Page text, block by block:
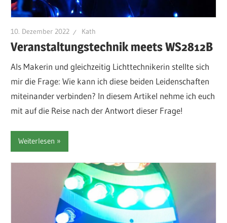
10. Dezember 2022 Kath
Veranstaltungstechnik meets WS2812B
Als Makerin und gleichzeitig Lichttechnikerin stellte sich
mir die Frage: Wie kann ich diese beiden Leidenschaften
miteinander verbinden? In diesem Artikel nehme ich euch
mit auf die Reise nach der Antwort dieser Frage!
Weiterlesen